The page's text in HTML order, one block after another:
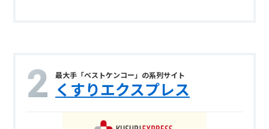
最大手「ベストケンコー」の系列サイト
くすりエクスプレス